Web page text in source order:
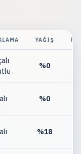
YAĞIŞ
%0
%0
%18